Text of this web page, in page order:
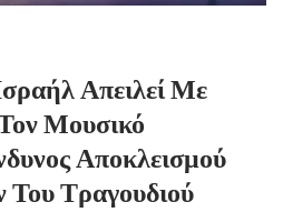
Απειλεί Με
Μουσικό
Αποκλεισμού
Τραγουδιού